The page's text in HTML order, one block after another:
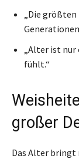
„Die
„Alter ist
fühlt.“
großer
Das Alter bringt